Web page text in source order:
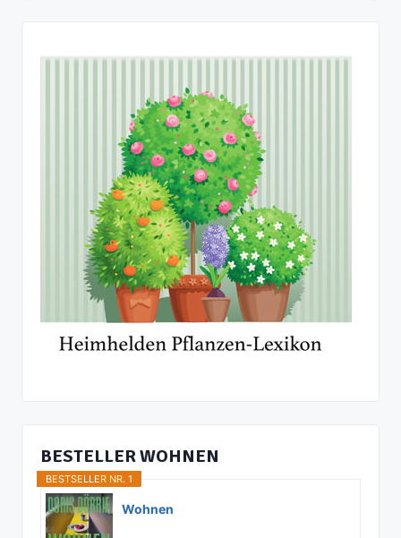
BESTELLER WOHNEN
BESTSELLER NR. 1
Wohnen